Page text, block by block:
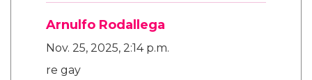
Arnulfo Rodallega
Nov. 25, 2025, 2:14 p.m.
re gay